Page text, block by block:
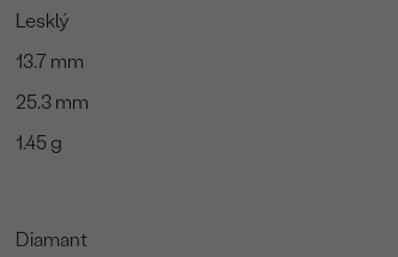
Lesklý
13.7 mm
25.3 mm
1.45 g
Diamant